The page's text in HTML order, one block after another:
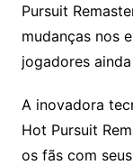
Pursuit
mudanças nos
jogadores
A inovadora
Hot Pursuit
os fãs com